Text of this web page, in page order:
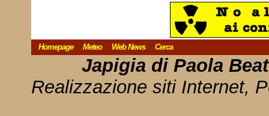
Homepage Meteo Web News Cerca
Japigia di Paola
Realizzazione siti Internet,